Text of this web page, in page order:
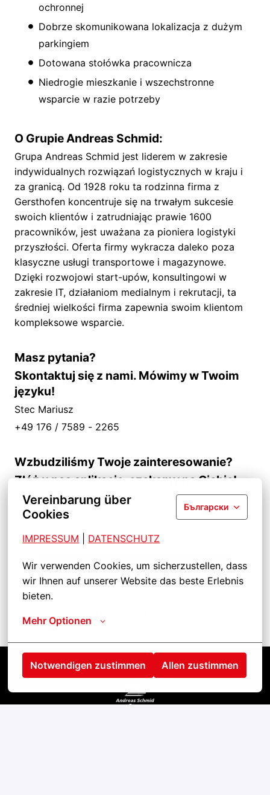
Vereinbarung über
Cookies
Български
IMPRESSUM DATENSCHUTZ
Wir verwenden Cookies, um sicherzustellen, dass
wir Ihnen auf unserer Website das beste Erlebnis
bieten.
Mehr Optionen
Notwendigen zustimmen Allen zustimmen
ochronnej
Dobrze skomunikowana lokalizacja z dużym
parkingiem
Dotowana stołówka pracownicza
Niedrogie mieszkanie i wszechstronne
wsparcie w razie potrzeby
O Grupie Andreas Schmid:
Grupa Andreas Schmid jest liderem w zakresie
indywidualnych rozwiązań logistycznych w kraju i
za granicą. Od 1928 roku ta rodzinna firma z
Gersthofen koncentruje się na trwałym sukcesie
swoich klientów i zatrudniając prawie 1600
pracowników, jest uważana za pioniera logistyki
przyszłości. Oferta firmy wykracza daleko poza
klasyczne usługi transportowe i magazynowe.
Dzięki rozwojowi start-upów, konsultingowi w
zakresie IT, działaniom medialnym i rekrutacji, ta
średniej wielkości firma zapewnia swoim klientom
kompleksowe wsparcie.
Masz pytania?
Skontaktuj się z nami. Mówimy w Twoim
języku!
Stec Mariusz
+49 176 / 7589 - 2265
Wzbudziliśmy Twoje zainteresowanie?
Złóż u nas aplikację, czekamy na Ciebie!
Aplikuj
Startseite